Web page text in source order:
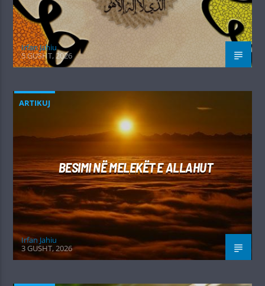
Irfan Jahiu
5 GUSHT, 2026
ARTIKUJ
BESIMI NË MELEKËT E ALLAHUT
Irfan Jahiu
3 GUSHT, 2026